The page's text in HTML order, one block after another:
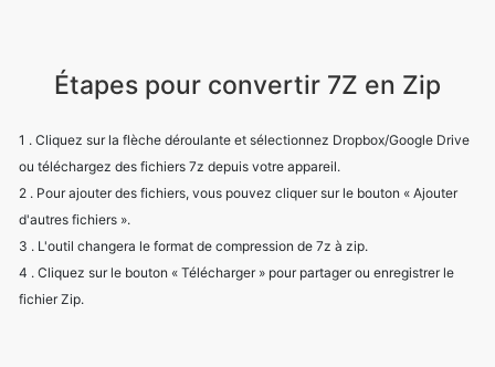
ou téléchargez des fichiers 7z depuis votre appareil.
2 . Pour ajouter des fichiers, vous pouvez cliquer sur le bouton « Ajouter
d'autres fichiers ».
3 . L'outil changera le format de compression de 7z à zip.
4 . Cliquez sur le bouton « Télécharger » pour partager ou enregistrer le
fichier Zip.